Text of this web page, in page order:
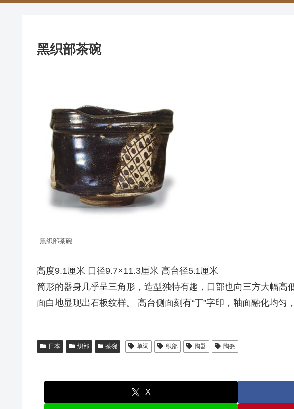
黑织部茶碗
黑织部茶碗
高度9.1厘米 口径9.7×11.3厘米 高台径5.1厘米
筒形的器身几乎呈三角形，造型独特有趣，口部也向三方大幅
面白地显现出石板纹样。 高台侧面刻有“丁”字印，釉面融化均匀
日本 织部 茶碗 单词 织部 陶器 陶瓷
X